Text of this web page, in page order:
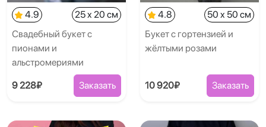
4.9
25 x 20 см
Свадебный букет с
пионами и
альстромериями
9 228₽ Заказать
4.8
50 x 50 см
Букет с гортензией и
жёлтыми розами
10 920₽ Заказать